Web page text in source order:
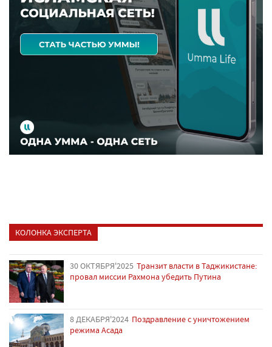
КОЛОНКА ЭКСПЕРТА
30 ОКТЯБРЯ'2025 Транзит власти в Таджикистане:
провал миссии Рахмона убедить Путина
8 ДЕКАБРЯ'2024 Поздравление с уничтожением
режима Асада